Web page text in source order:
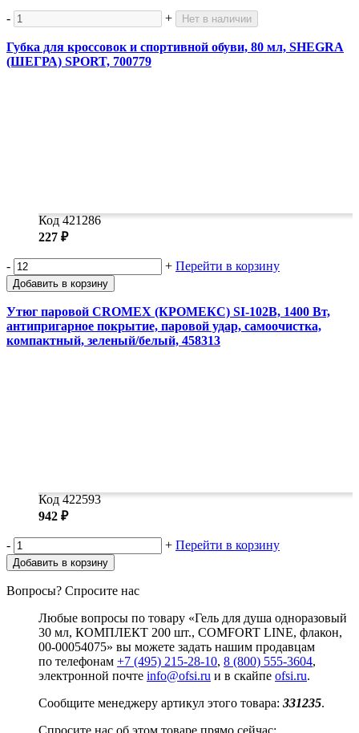
- + Нет в наличии
Губка для кроссовок и спортивной обуви, 80 мл, SHEGRA
(ШЕГРА) SPORT, 700779
Код 421286
227 ₽
- + Перейти в корзину
Добавить в корзину
Утюг паровой CROMEX (КРОМЕКС) SI-102B, 1400 Вт,
антипригарное покрытие, паровой удар, самоочистка,
компактный, зеленый/белый, 458313
Код 422593
942 ₽
- + Перейти в корзину
Добавить в корзину
Вопросы? Спросите нас
Любые вопросы по товару «Гель для душа одноразовый
30 мл, КОМПЛЕКТ 200 шт., COMFORT LINE, флакон,
00-00054075» вы можете задать нашим продавцам
по телефонам +7 (495) 215-28-10, 8 (800) 555-3604,
электронной почте info@ofsi.ru и в скайпе ofsi.ru.
Сообщите менеджеру артикул этого товара: 331235.